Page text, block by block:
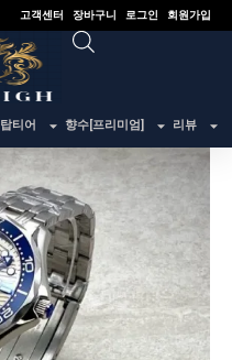
고객센터 장바구니 로그인 회원가입
탑티어 향수[프리미엄] 리뷰